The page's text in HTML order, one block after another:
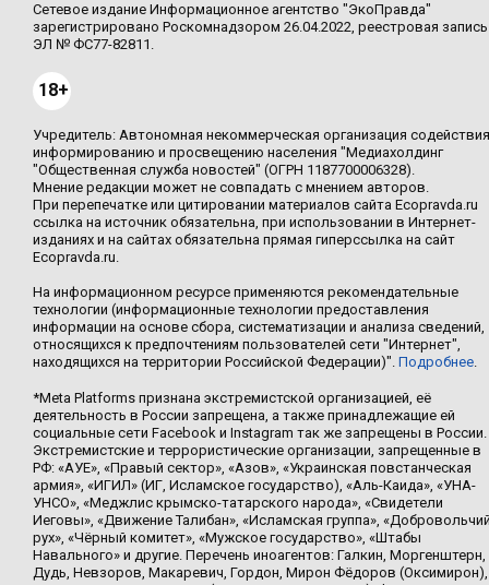
Сетевое издание Информационное агентство "ЭкоПравда"
зарегистрировано Роскомнадзором 26.04.2022, реестровая запись
ЭЛ № ФС77-82811.
18+
Учредитель: Автономная некоммерческая организация содействия
информированию и просвещению населения "Медиахолдинг
"Общественная служба новостей" (ОГРН 1187700006328).
Мнение редакции может не совпадать с мнением авторов.
При перепечатке или цитировании материалов сайта Ecopravda.ru
ссылка на источник обязательна, при использовании в Интернет-
изданиях и на сайтах обязательна прямая гиперссылка на сайт
Ecopravda.ru.
На информационном ресурсе применяются рекомендательные
технологии (информационные технологии предоставления
информации на основе сбора, систематизации и анализа сведений,
относящихся к предпочтениям пользователей сети "Интернет",
находящихся на территории Российской Федерации)". Подробнее.
*Meta Platforms признана экстремистской организацией, её
деятельность в России запрещена, а также принадлежащие ей
социальные сети Facebook и Instagram так же запрещены в России.
Экстремистские и террористические организации, запрещенные в
РФ: «АУЕ», «Правый сектор», «Азов», «Украинская повстанческая
армия», «ИГИЛ» (ИГ, Исламское государство), «Аль-Каида», «УНА-
УНСО», «Меджлис крымско-татарского народа», «Свидетели
Иеговы», «Движение Талибан», «Исламская группа»,
рух», «Чёрный комитет», «Мужское государство», «Штабы
Навального» и другие. Перечень иноагентов: Галкин, Моргенштерн,
Дудь, Невзоров, Макаревич, Гордон, Мирон Фёдоров (Оксимирон),